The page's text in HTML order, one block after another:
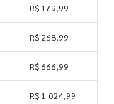
R$ 179,99
R$ 268,99
R$ 666,99
R$ 1.024,99